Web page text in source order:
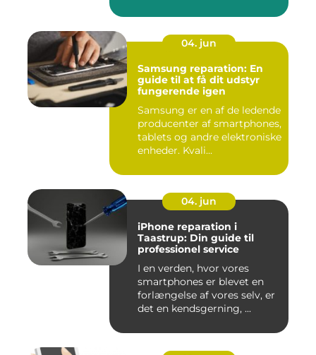
04. jun
Samsung reparation: En
guide til at få dit udstyr
fungerende igen
Samsung er en af de ledende
producenter af smartphones,
tablets og andre elektroniske
enheder. Kvali...
04. jun
iPhone reparation i
Taastrup: Din guide til
professionel service
I en verden, hvor vores
smartphones er blevet en
forlængelse af vores selv, er
det en kendsgerning, ...